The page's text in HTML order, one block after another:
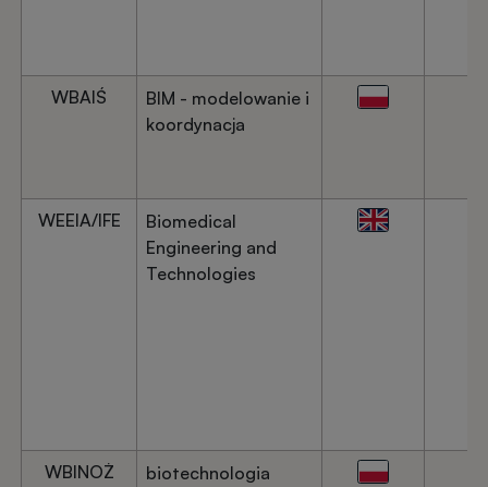
WBAIŚ
BIM - modelowanie i
koordynacja
WEEIA/IFE
Biomedical
Engineering and
Technologies
WBINOŻ biotechnologia